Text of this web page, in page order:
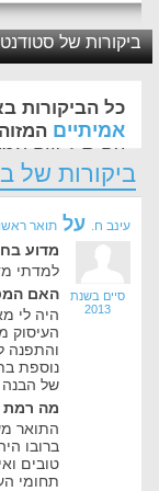
ביקורות של
כל הביקורות
אמיתיים
עם ת.ז, שם
החשוב לנו
ביקורות של
עינב ח. על תואר
סיים בשנת
2013
מדוע
למדתי
האם
היה לי
העיסוק
והתפנה
נוספת
של הבנה
מה רמת
התואר
ברובו
טובים
תחומי